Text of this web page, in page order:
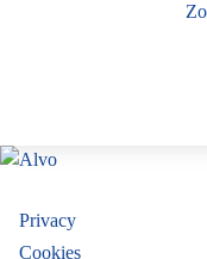
Footer
Privacy
Cookies